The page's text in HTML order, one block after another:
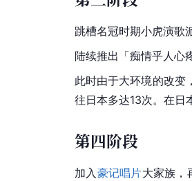
跳槽名冠时期小虎演歌
陆续推出「痴情乎人心
此时由于大环境的改变
往日本多达13次。在日
第四阶段
加入豪记唱片大家族，